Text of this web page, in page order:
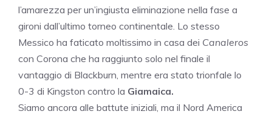
l’amarezza per un’ingiusta eliminazione nella fase a
gironi dall’ultimo torneo continentale. Lo stesso
Messico ha faticato moltissimo in casa dei Canaleros
con Corona che ha raggiunto solo nel finale il
vantaggio di Blackburn, mentre era stato trionfale lo
0-3 di Kingston contro la Giamaica.
Siamo ancora alle battute iniziali, ma il Nord America